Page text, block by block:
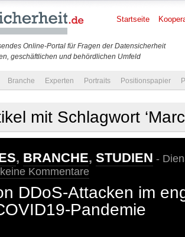
Online-Portal für Fragen der Datensicherheit
geschäftlichen und behördlichen Umfeld
Startseite
Branche Experten Portraits Positionspapier
mit Schlagwort
, BRANCHE, STUDIEN -
Kommentare
DDoS-Attacken im
Pandemie